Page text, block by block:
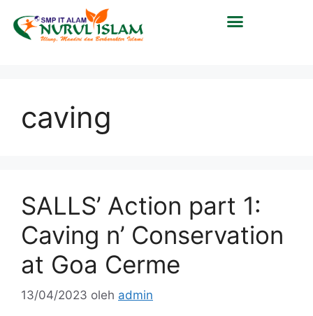
caving
SALLS’ Action part 1:
Caving n’ Conservation
at Goa Cerme
13/04/2023 oleh admin